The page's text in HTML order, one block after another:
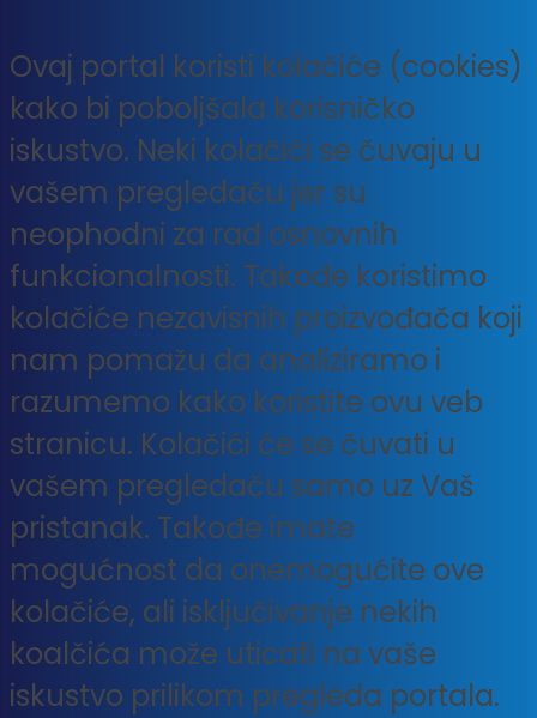
Ovaj portal koristi kolačiće (cookies)
kako bi poboljšala korisničko
iskustvo. Neki kolačići se čuvaju u
vašem pregledaču jer su
neophodni za rad osnovnih
funkcionalnosti. Takođe koristimo
kolačiće nezavisnih proizvođača koji
nam pomažu da analiziramo i
razumemo kako koristite ovu veb
stranicu. Kolačići će se čuvati u
vašem pregledaču samo uz Vaš
pristanak. Takođe imate
mogućnost da onemogućite ove
kolačiće, ali isključivanje nekih
koalčića može uticati na vaše
iskustvo prilikom pregleda portala.